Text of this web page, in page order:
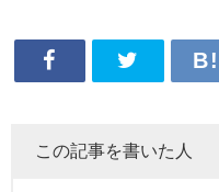
この記事を書いた人